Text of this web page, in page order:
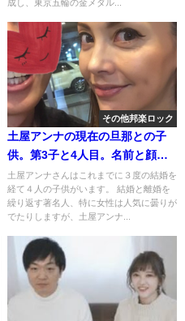
成し、東京五輪の金メダル...
その他邦楽ロック
土屋アンナの現在の旦那との子
供。第3子と4人目。名前と顔
は？画像
土屋アンナさんはこれまでに３度の結婚を
経て４人の子供がいます。 結婚と離婚を
繰り返す著名人、特に女性は人気に曇りが
でたりしますが、土屋アンナ...